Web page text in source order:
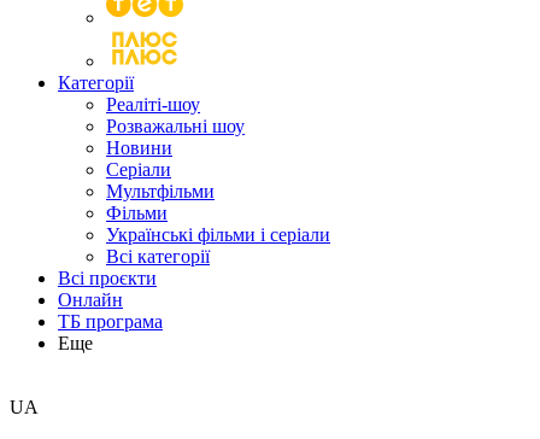
Категорії
Реаліті-шоу
Розважальні шоу
Новини
Серіали
Мультфільми
Фільми
Українські фільми і серіали
Всі категорії
Всі проєкти
Онлайн
ТБ програма
Еще
UA